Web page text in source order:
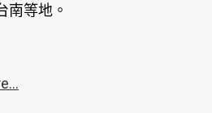
南等地。